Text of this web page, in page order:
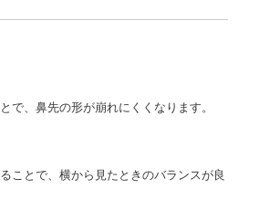
で、鼻先の形が崩れにくくなります。
ことで、横から見たときのバランスが良